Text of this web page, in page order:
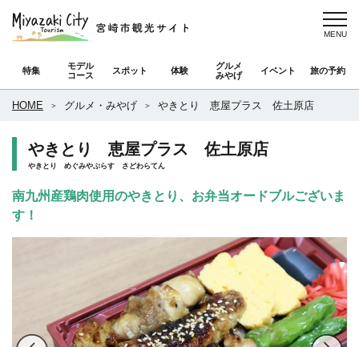
特集
モデル
コース
スポット 体験
グルメ
みやげ
イベント 旅の予約
HOME グルメ・みやげ やきとり 恵屋プラス 佐土原店
やきとり 恵屋プラス 佐土原店
やきとり めぐみやぷらす さどわらてん
南九州産鶏肉使用のやきとり、お弁当オードブルございま
す！